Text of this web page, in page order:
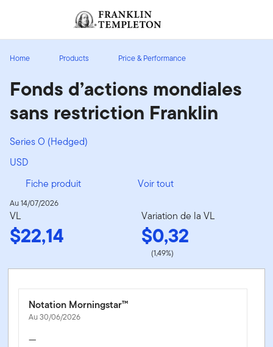
Header menu toggle
Ouverture de session
Home Products Price & Performance
Fonds d’actions mondiales
sans restriction Franklin
Series O (Hedged)
USD
Fiche produit
Voir tout
Au 14/07/2026
VL
$22,14
Variation de la VL
$0,32
(1,49%)
Notation Morningstar™
Au 30/06/2026
—